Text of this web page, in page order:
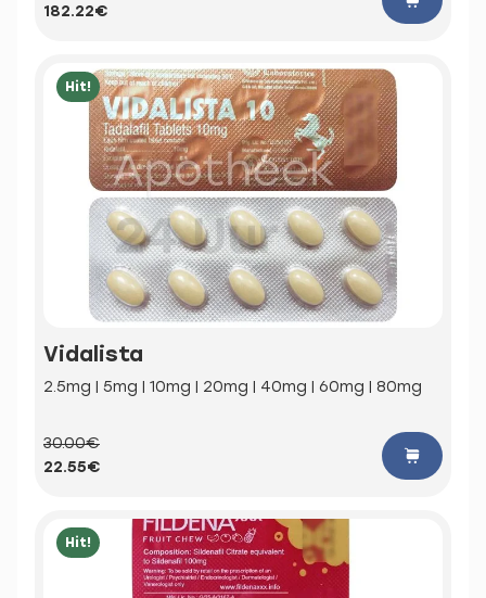
182.22€
Hit!
Vidalista
2.5mg | 5mg | 10mg | 20mg | 40mg | 60mg | 80mg
30.00€
22.55€
Hit!